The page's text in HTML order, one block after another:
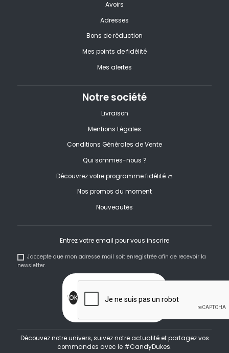
Avoirs
Adresses
Bons de réduction
Mes points de fidélité
Mes alertes
Notre société
Livraison
Mentions Légales
Conditions Générales de Vente
Qui sommes-nous ?
Découvrez votre programme fidélité 👛
Nos promos du moment
Nouveautés
Entrez votre email pour vous inscrire
J'accepte que mon adresse mail soit enregistrée afin de recevoir la
newsletter.
Découvez notre univers, suivez notre actualité et partagez vos
commandes avec le #CandyDukes.